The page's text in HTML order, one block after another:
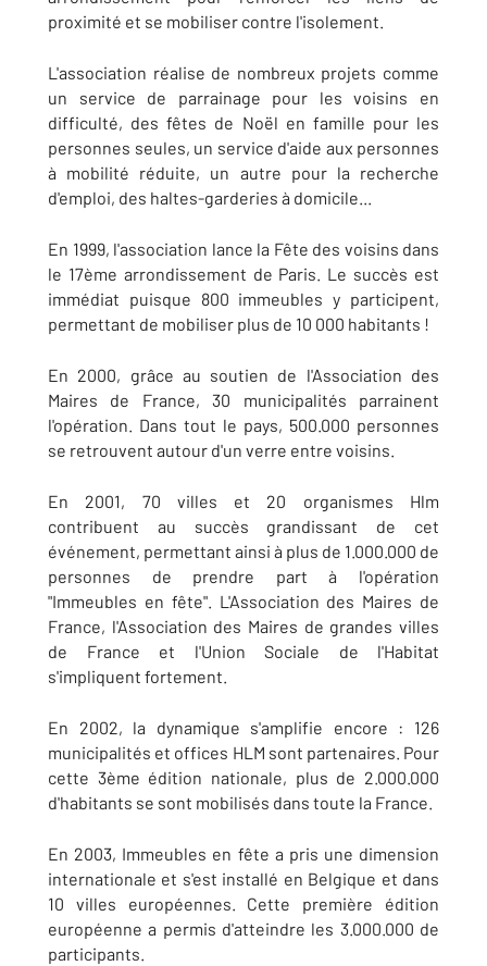
proximité et se mobiliser contre l'isolement.
L'association réalise de nombreux projets comme
un service de parrainage pour les voisins en
difficulté, des fêtes de Noël en famille pour les
personnes seules, un service d'aide aux personnes
à mobilité réduite, un autre pour la recherche
d'emploi, des haltes-garderies à domicile...
En 1999, l'association lance la Fête des voisins dans
le 17ème arrondissement de Paris. Le succès est
immédiat puisque 800 immeubles y participent,
permettant de mobiliser plus de 10 000 habitants !
En 2000, grâce au soutien de l'Association des
Maires de France, 30 municipalités parrainent
l'opération. Dans tout le pays, 500.000 personnes
se retrouvent autour d'un verre entre voisins.
En 2001, 70 villes et 20 organismes Hlm
contribuent au succès grandissant de cet
événement, permettant ainsi à plus de 1.000.000 de
personnes de prendre part à l'opération
"Immeubles en fête". L'Association des Maires de
France, l'Association des Maires de grandes villes
de France et l'Union Sociale de l'Habitat
s'impliquent fortement.
En 2002, la dynamique s'amplifie encore : 126
municipalités et offices HLM sont partenaires. Pour
cette 3ème édition nationale, plus de 2.000.000
d'habitants se sont mobilisés dans toute la France.
En 2003, Immeubles en fête a pris une dimension
internationale et s'est installé en Belgique et dans
10 villes européennes. Cette première édition
européenne a permis d'atteindre les 3.000.000 de
participants.